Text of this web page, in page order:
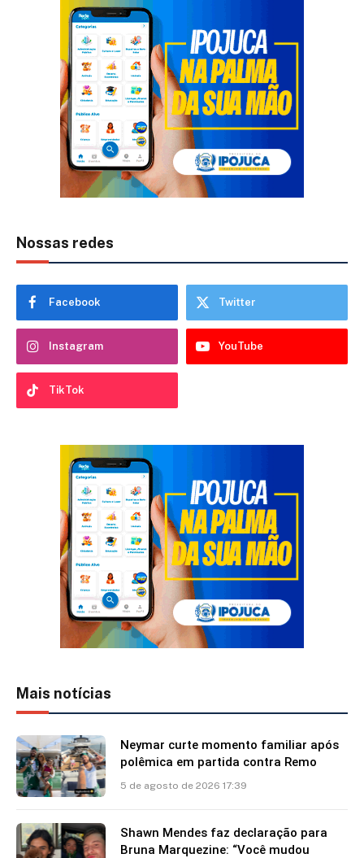
Nossas redes
Facebook Twitter
Instagram YouTube
TikTok
Mais notícias
Neymar curte momento familiar após
polêmica em partida contra Remo
5 de agosto de 2026 17:39
Shawn Mendes faz declaração para
Bruna Marquezine: “Você mudou